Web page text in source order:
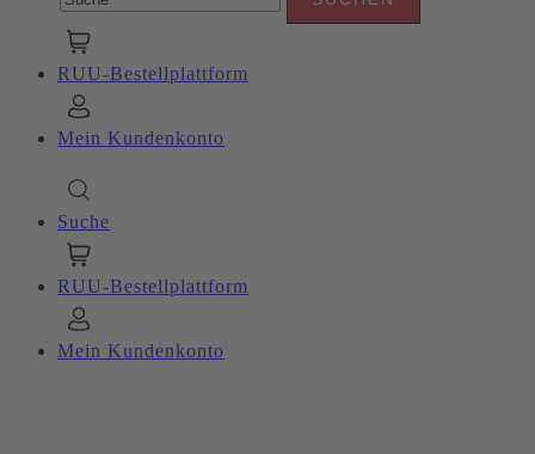
RUU-Bestellplattform
Mein Kundenkonto
Suche
RUU-Bestellplattform
Mein Kundenkonto